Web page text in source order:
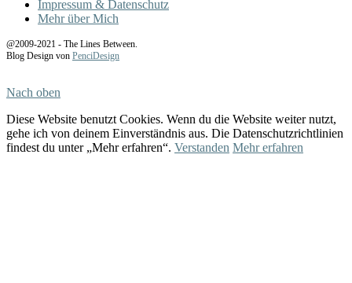
Impressum & Datenschutz
Mehr über Mich
@2009-2021 - The Lines Between.
Blog Design von PenciDesign
Nach oben
Diese Website benutzt Cookies. Wenn du die Website weiter nutzt,
gehe ich von deinem Einverständnis aus. Die Datenschutzrichtlinien
findest du unter „Mehr erfahren“. Verstanden Mehr erfahren